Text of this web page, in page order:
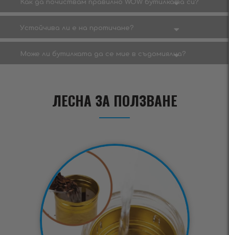
Как да почиствам правилно WOW бутилката си?
Устойчива ли е на протичане?
Може ли бутилката да се мие в съдомиялна?
ЛЕСНА ЗА ПОЛЗВАНЕ